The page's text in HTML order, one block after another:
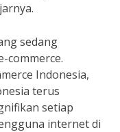
sedang
commerce.
Indonesia,
terus
setiap
internet di